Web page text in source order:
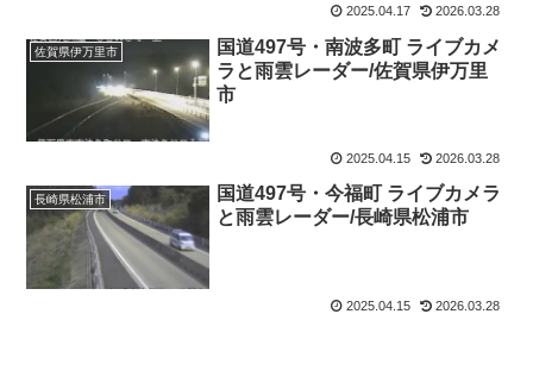
2025.04.17 2026.03.28
佐賀県伊万里市
国道497号・南波多町 ライブカメ
ラと雨雲レーダー/佐賀県伊万里
市
2025.04.15 2026.03.28
長崎県松浦市
国道497号・今福町 ライブカメラ
と雨雲レーダー/長崎県松浦市
2025.04.15 2026.03.28